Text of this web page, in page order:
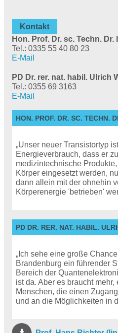
Kontakt
Hon. Prof. Dr. sc. Techn.
Tel.: 0335 55 40 80 23
E-Mail
PD Dr. rer. nat. habil. Ulrich
Tel.: 0355 69 3163
E-Mail
HON. PROF. DR. SC. TECHN.
„Unser neuer Transistortyp
Energieverbrauch, dass er
medizintechnische
Körper eingesetzt werden,
dann allein mit der ohnehin
Körperenergie 'betrieben'
PD DR. RER. NAT. HABIL.
„Ich sehe eine große
Brandenburg ein führender
Bereich der
ist da. Aber es braucht
Menschen, die einen
und an die Möglichkeiten in